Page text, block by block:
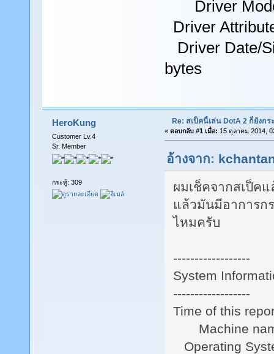
Driver
Driver
Driver Date/
bytes
HeroKung
Customer Lv.4
Sr. Member
กระทู้: 309
Re: สเป็คนี้เล่น DotA 2 ก็ยังก
« ตอบกลับ #1 เมื่อ: 15 ตุลาคม 2014,
อ้างจาก:
ผมเช็คจากสเป็ค
แล้วมันมีอาการก
ไหมครับ
------------------
System
------------------
Time of this
Machine
Operating